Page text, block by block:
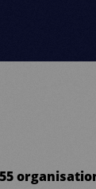
55